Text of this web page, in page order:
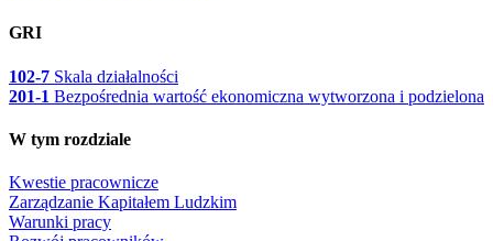
GRI
102-7 Skala działalności
201-1 Bezpośrednia wartość ekonomiczna wytworzona i podzielona
W tym rozdziale
Kwestie pracownicze
Zarządzanie Kapitałem Ludzkim
Warunki pracy